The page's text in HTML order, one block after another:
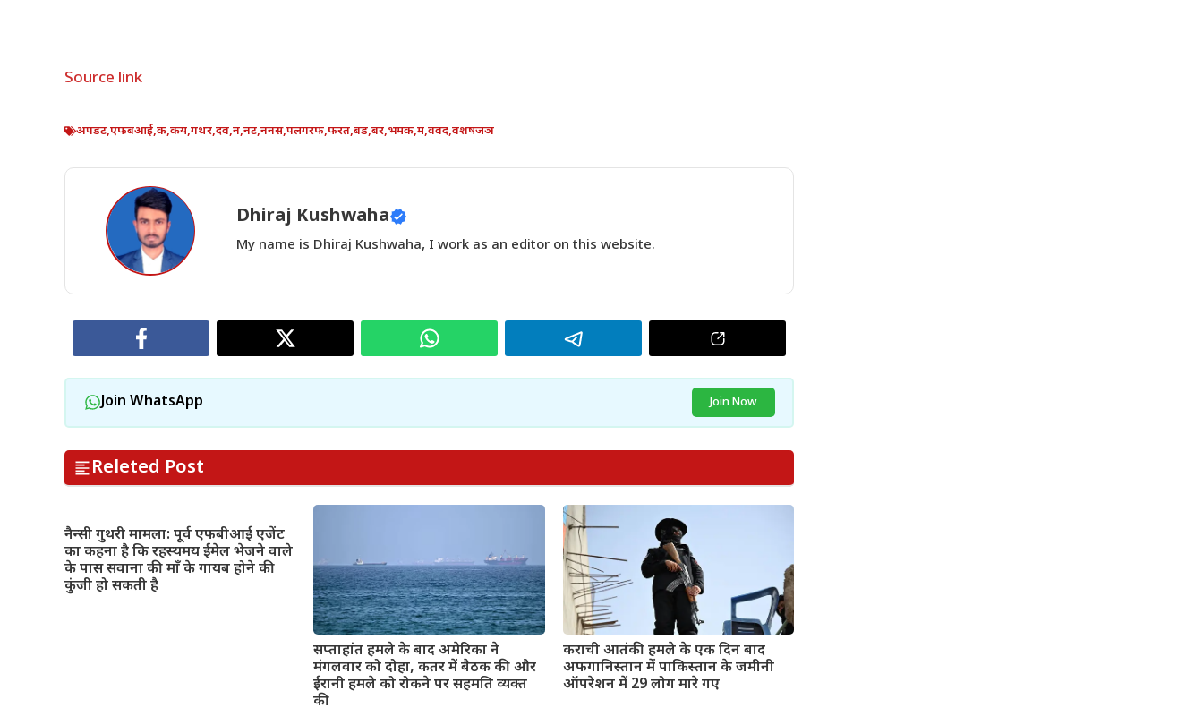
Source link
अपडट,एफबआई,क,कय,गथर,दव,न,नट,ननस,पलगरफ,फरत,बड,बर,भमक,म,ववद,वशषजञ
Dhiraj Kushwaha
My name is Dhiraj Kushwaha, I work as an editor on this website.
Join WhatsApp Join Now
Releted Post
नैन्सी गुथरी मामला: पूर्व एफबीआई एजेंट
का कहना है कि रहस्यमय ईमेल भेजने वाले
के पास सवाना की माँ के गायब होने की
कुंजी हो सकती है
सप्ताहांत हमले के बाद अमेरिका ने
मंगलवार को दोहा, कतर में बैठक की और
ईरानी हमले को रोकने पर सहमति व्यक्त
की
कराची आतंकी हमले के एक दिन बाद
अफगानिस्तान में पाकिस्तान के जमीनी
ऑपरेशन में 29 लोग मारे गए